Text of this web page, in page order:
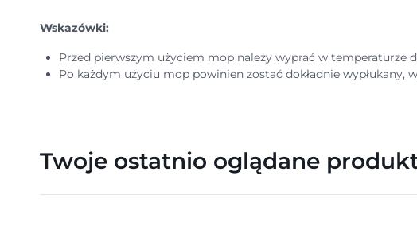
Wskazówki:
Przed pierwszym użyciem mop należy wyprać w temperaturze
Po każdym użyciu mop powinien zostać dokładnie
Twoje ostatnio oglądane